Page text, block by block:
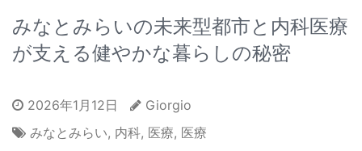
みなとみらいの未来型都市と内科医療
が支える健やかな暮らしの秘密
2026年1月12日
Giorgio
みなとみらい, 内科, 医療, 医療